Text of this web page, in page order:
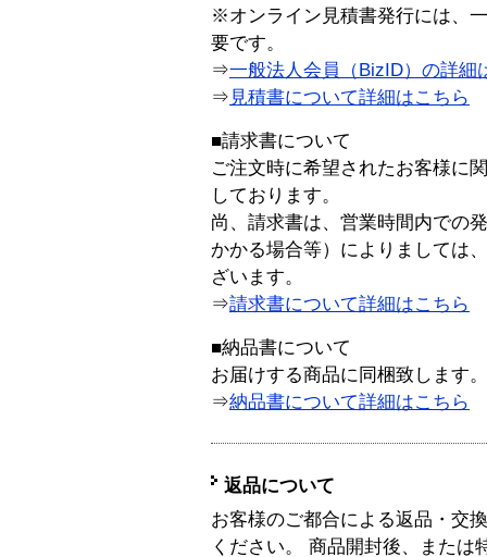
※オンライン見積書発行には、
要です。
⇒一般法人会員（BizID）の詳細
⇒ 見積書について詳細はこちら
■請求書について
ご注文時に希望されたお客様に
しております。
尚、請求書は、営業時間内での
かかる場合等）によりましては
ざいます。
⇒請求書について詳細はこちら
■納品書について
お届けする商品に同梱致します。
⇒納品書について詳細はこちら
返品について
お客様のご都合による返品・交
ください。 商品開封後、または